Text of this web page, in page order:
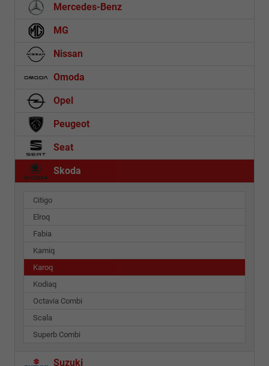
Mercedes-Benz
MG
Nissan
Omoda
Opel
Peugeot
Seat
Skoda
Citigo
Elroq
Fabia
Kamiq
Karoq
Kodiaq
Octavia Combi
Scala
Superb Combi
Suzuki